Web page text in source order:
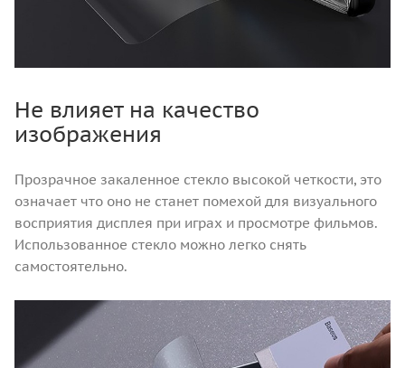
Не влияет на качество
изображения
Прозрачное закаленное стекло высокой четкости, это
означает что оно не станет помехой для визуального
восприятия дисплея при играх и просмотре фильмов.
Использованное стекло можно легко снять
самостоятельно.